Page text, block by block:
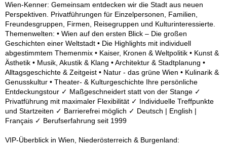
Wien-Kenner: Gemeinsam entdecken wir die Stadt aus neuen
Perspektiven. Privatführungen für Einzelpersonen, Familien,
Freundesgruppen, Firmen, Reisegruppen und Kulturinteressierte.
Themenwelten: • Wien auf den ersten Blick – Die großen
Geschichten einer Weltstadt • Die Highlights mit individuell
abgestimmtem Themenmix • Kaiser, Kronen & Weltpolitik • Kunst &
Ästhetik • Musik, Akustik & Klang • Architektur & Stadtplanung •
Alltagsgeschichte & Zeitgeist • Natur - das grüne Wien • Kulinarik &
Genusskultur • Theater- & Kulturgeschichte Ihre persönliche
Entdeckungstour ✓ Maßgeschneidert statt von der Stange ✓
Privatführung mit maximaler Flexibilität ✓ Individuelle Treffpunkte
und Startzeiten ✓ Barrierefrei möglich ✓ Deutsch | English |
Français ✓ Berufserfahrung seit 1999
VIP-Überblick in Wien, Niederösterreich & Burgenland: